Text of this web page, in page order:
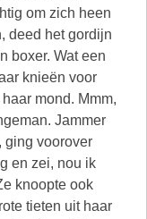
om zich heen
deed het gordijn
boxer. Wat een
knieën voor
mond. Mmm,
Jammer
ging voorover
en zei, nou ik
knoopte ook
tieten uit haar